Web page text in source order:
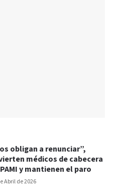
Abril de 2026
obligan a renunciar”,
médicos de cabecera
y mantienen el paro